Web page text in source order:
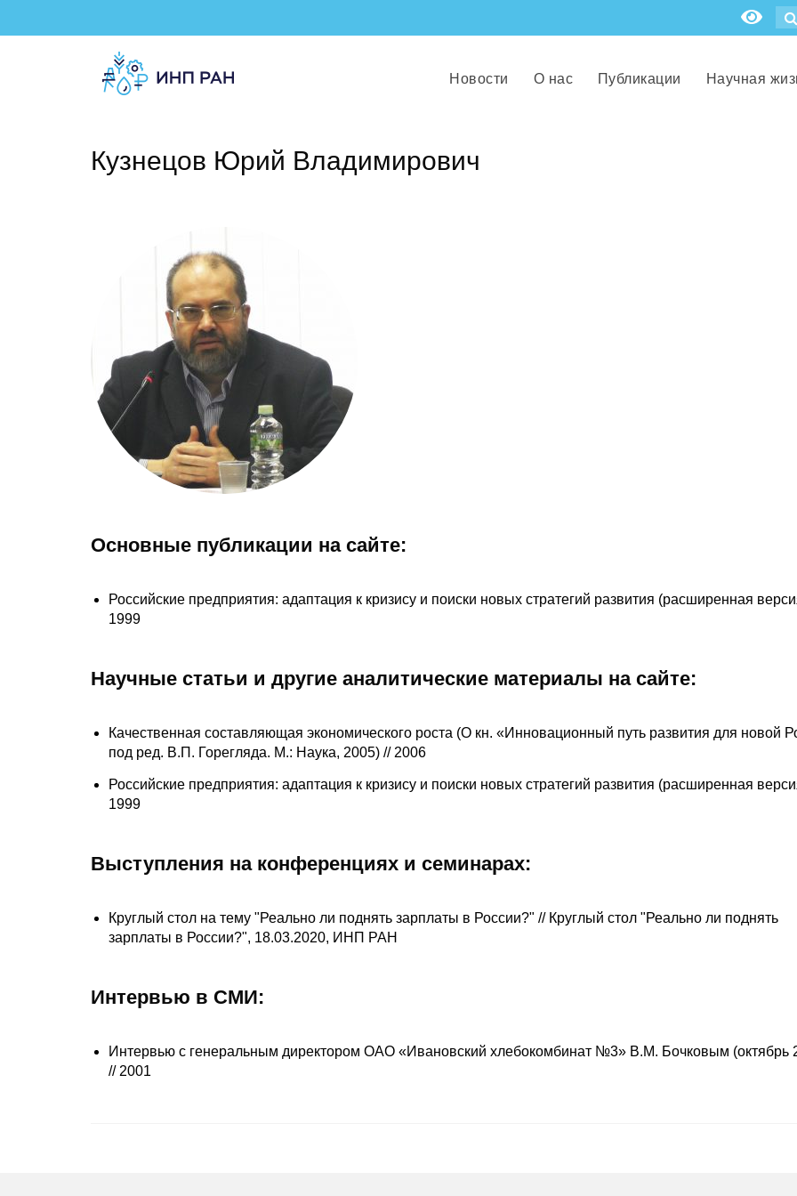
Новости О нас Публикации Научная
Кузнецов Юрий Владимирович
Основные публикации на сайте:
Российские предприятия: адаптация к кризису и поиски новых стратегий развития (расширенная
1999
Научные статьи и другие аналитические материалы на сайте:
Качественная составляющая экономического роста (О кн. «Инновационный путь развития для новой
под ред. В.П. Горегляда. М.: Наука, 2005) // 2006
Российские предприятия: адаптация к кризису и поиски новых стратегий развития (расширенная
1999
Выступления на конференциях и семинарах:
Круглый стол на тему "Реально ли поднять зарплаты в России?" // Круглый стол "Реально ли поднять
зарплаты в России?", 18.03.2020, ИНП РАН
Интервью в СМИ:
Интервью с генеральным директором ОАО «Ивановский хлебокомбинат №3» В.М. Бочковым (октябрь
// 2001